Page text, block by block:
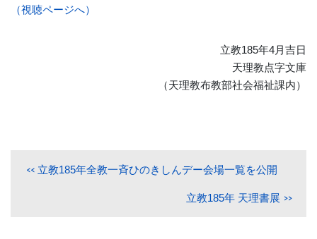
（視聴ページへ）
立教185年4月吉日
天理教点字文庫
（天理教布教部社会福祉課内）
立教185年全教一斉ひのきしんデー会場一覧を公開
立教185年 天理書展